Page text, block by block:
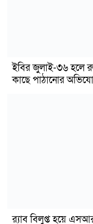
ইবির জুলাই-৩৬ হলে
কাছে পাঠানোর
র‍্যাব বিলুপ্ত হয়ে